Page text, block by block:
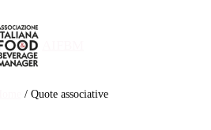
/ Quote associative